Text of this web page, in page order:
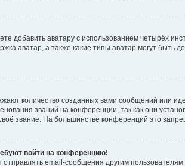
добавить аватару с использованием четырёх
аватар, а также какие типы аватар могут
количество созданных вами сообщений или
званий на конференции, так как они
звание. На большинстве конференций это
войти на конференцию!
отправлять email-сообщения другим